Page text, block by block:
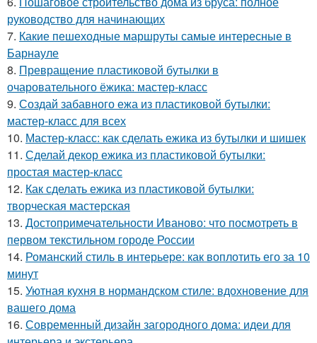
руководство для начинающих
7. Какие пешеходные маршруты самые интересные в
Барнауле
8. Превращение пластиковой бутылки в
очаровательного ёжика: мастер-класс
9. Создай забавного ежа из пластиковой бутылки:
мастер-класс для всех
10. Мастер-класс: как сделать ежика из бутылки и шишек
11. Сделай декор ежика из пластиковой бутылки:
простая мастер-класс
12. Как сделать ежика из пластиковой бутылки:
творческая мастерская
13. Достопримечательности Иваново: что посмотреть в
первом текстильном городе России
14. Романский стиль в интерьере: как воплотить его за 10
минут
15. Уютная кухня в нормандском стиле: вдохновение для
вашего дома
16. Современный дизайн загородного дома: идеи для